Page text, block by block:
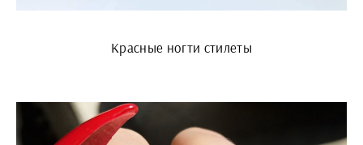
Красные ногти стилеты